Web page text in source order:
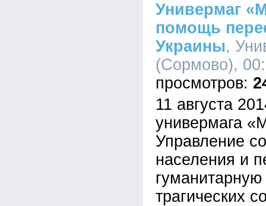
Универмаг
помощь
Украины,
(Сормово),
11 августа
универмага
Управление
населения и
трагических